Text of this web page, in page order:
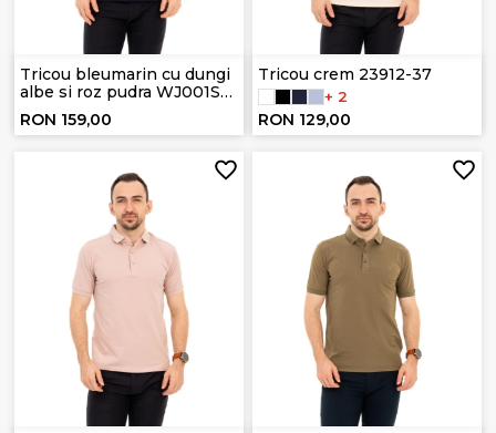
Tricou bleumarin cu dungi
albe si roz pudra WJ001S
RED
RON 159,00
Tricou crem 23912-37
+ 2
RON 129,00